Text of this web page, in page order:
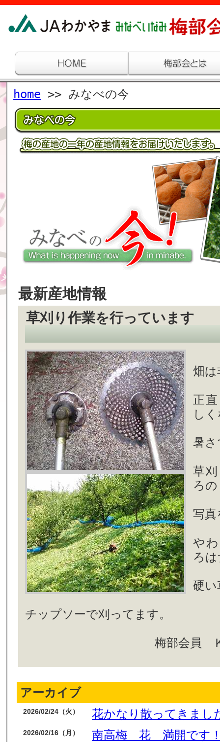
home >> みなべの今
最新産地情報
草刈り作業を行っています
畑は
正
し
暑
草
ろの
写
や
ろ
硬
チップソーで刈ってます。
梅部会員 ＫＨ
アーカイブ
2026/02/24（火） 花かなり散ってきま
2026/02/16（月） 南高梅 花 満開です